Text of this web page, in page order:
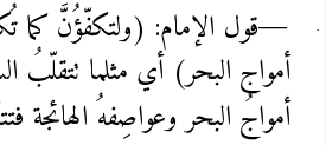
—قول الإمام: (ولتكفّؤُنَّ كما
أمواج البحر) أي مثلما تتقلّبُ
أمواجُ البحر وعواصِفهُ الهائجة